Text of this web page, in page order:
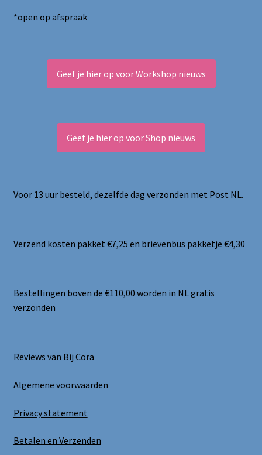
*open op afspraak
Geef je hier op voor Workshop nieuws
Geef je hier op voor Shop nieuws
Voor 13 uur besteld, dezelfde dag verzonden met Post NL.
Verzend kosten pakket €7,25 en brievenbus pakketje €4,30
Bestellingen boven de €110,00 worden in NL gratis
verzonden
Reviews van Bij Cora
Algemene voorwaarden
Privacy statement
Betalen en Verzenden